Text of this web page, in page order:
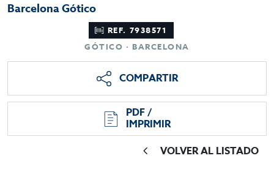
Barcelona Gótico
REF. 7938571
GÓTICO · BARCELONA
COMPARTIR
PDF /
IMPRIMIR
VOLVER AL LISTADO